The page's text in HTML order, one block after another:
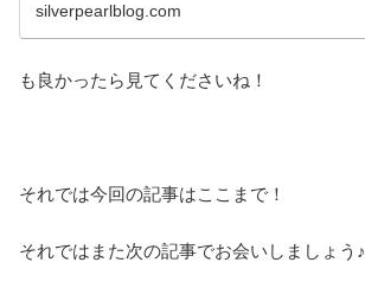
silverpearlblog.com
も良かったら見てくださいね！
それでは今回の記事はここまで！
それではまた次の記事でお会いしましょう♪